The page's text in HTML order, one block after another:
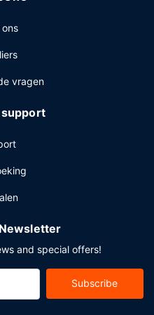
en vergaderruimtes. Ter
vragen
support
and special offers!
Subscribe